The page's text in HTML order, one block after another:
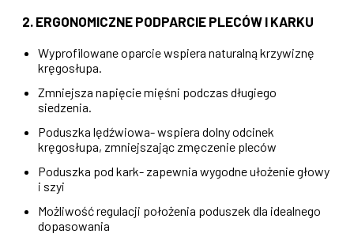
2. ERGONOMICZNE PODPARCIE PLECÓW I KARKU
Wyprofilowane oparcie wspiera naturalną krzywiznę
kręgosłupa.
Zmniejsza napięcie mięśni podczas długiego
siedzenia.
Poduszka lędźwiowa- wspiera dolny odcinek
kręgosłupa, zmniejszając zmęczenie pleców
Poduszka pod kark- zapewnia wygodne ułożenie głowy
i szyi
Możliwość regulacji położenia poduszek dla idealnego
dopasowania